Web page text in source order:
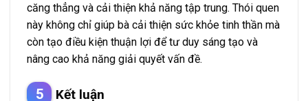
căng thẳng và cải thiện khả năng tập trung. Thói quen
này không chỉ giúp bà cải thiện sức khỏe tinh thần mà
còn tạo điều kiện thuận lợi để tư duy sáng tạo và
nâng cao khả năng giải quyết vấn đề.
Kết luận